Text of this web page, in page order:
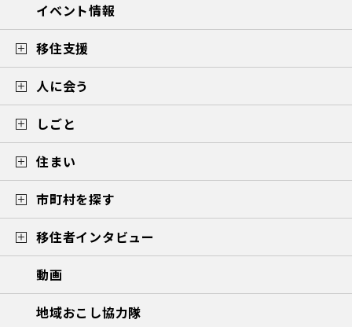
イベント情報
移住支援
人に会う
しごと
住まい
市町村を探す
移住者インタビュー
動画
地域おこし協力隊